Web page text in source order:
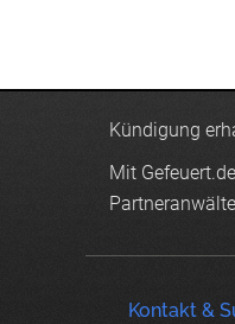
Kündigung
Mit
Kontakt &